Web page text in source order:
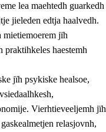
prinsihph
lea maehtedh guarkedh
jieleden edtja haalvedh.
mietiemoerem jïh
praktihkeles haestemh
jïh psykiske healsoe,
Vierhtieveeljemh jïh
relasjovnh,